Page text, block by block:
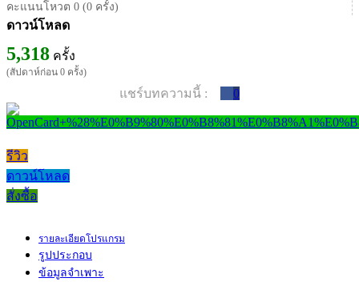
คะแนนโหวต 0 (0 ครั้ง)
ดาวน์โหลด
5,318 ครั้ง
(สัปดาห์ก่อน 0 ครั้ง)
แชร์บทความนี้ : 0
รีวิว
ดาวน์โหลด
สั่งซื้อ
รายละเอียดโปรแกรม
รูปประกอบ
ข้อมูลจำเพาะ